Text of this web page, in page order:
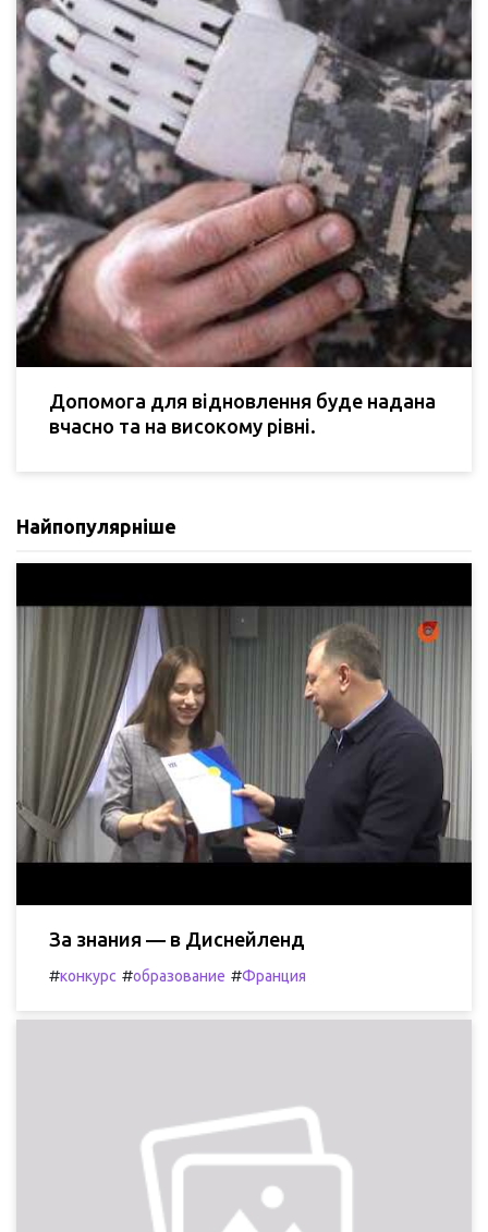
Допомога для відновлення буде надана
вчасно та на високому рівні.
Найпопулярніше
За знания — в Диснейленд
#конкурс #образование #Франция